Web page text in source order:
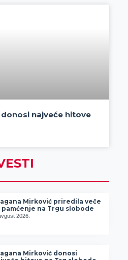
najveće hitove
Mirković priredila veče
pamćenje na Trgu slobode
2026.
Mirković donosi